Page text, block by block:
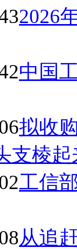
2026
中国
拟收
支棱起
工信
从追